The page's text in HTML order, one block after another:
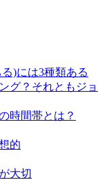
)には3種類ある
グ？それともジョ
時間帯とは？
的
大切